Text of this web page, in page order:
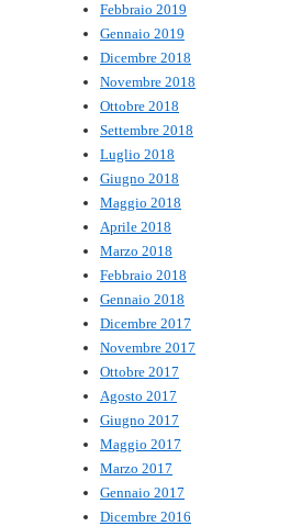
Febbraio 2019
Gennaio 2019
Dicembre 2018
Novembre 2018
Ottobre 2018
Settembre 2018
Luglio 2018
Giugno 2018
Maggio 2018
Aprile 2018
Marzo 2018
Febbraio 2018
Gennaio 2018
Dicembre 2017
Novembre 2017
Ottobre 2017
Agosto 2017
Giugno 2017
Maggio 2017
Marzo 2017
Gennaio 2017
Dicembre 2016